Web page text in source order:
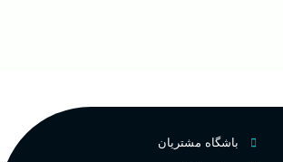
میوه‌ها و مرکبات، وانیل،باشگاه مشتریان